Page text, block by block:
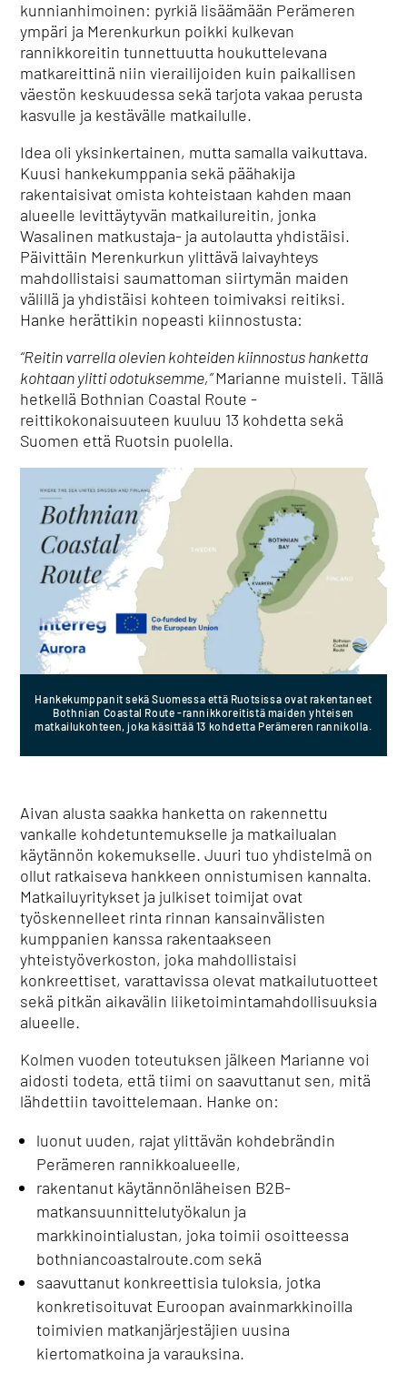
kunnianhimoinen: pyrkiä lisäämään Perämeren
ympäri ja Merenkurkun poikki kulkevan
rannikkoreitin tunnettuutta houkuttelevana
matkareittinä niin vierailijoiden kuin paikallisen
väestön keskuudessa sekä tarjota vakaa perusta
kasvulle ja kestävälle matkailulle.
Idea oli yksinkertainen, mutta samalla vaikuttava.
Kuusi hankekumppania sekä päähakija
rakentaisivat omista kohteistaan kahden maan
alueelle levittäytyvän matkailureitin, jonka
Wasalinen matkustaja- ja autolautta yhdistäisi.
Päivittäin Merenkurkun ylittävä laivayhteys
mahdollistaisi saumattoman siirtymän maiden
välillä ja yhdistäisi kohteen toimivaksi reitiksi.
Hanke herättikin nopeasti kiinnostusta:
“Reitin varrella olevien kohteiden kiinnostus hanketta
kohtaan ylitti odotuksemme,”Marianne muisteli. Tällä
hetkellä Bothnian Coastal Route -
reittikokonaisuuteen kuuluu 13 kohdetta sekä
Suomen että Ruotsin puolella.
Hankekumppanit sekä Suomessa että Ruotsissa ovat rakentaneet
Bothnian Coastal Route -rannikkoreitistä maiden yhteisen
matkailukohteen, joka käsittää 13 kohdetta Perämeren rannikolla.
Aivan alusta saakka hanketta on rakennettu
vankalle kohdetuntemukselle ja matkailualan
käytännön kokemukselle. Juuri tuo yhdistelmä on
ollut ratkaiseva hankkeen onnistumisen kannalta.
Matkailuyritykset ja julkiset toimijat ovat
työskennelleet rinta rinnan kansainvälisten
kumppanien kanssa rakentaakseen
yhteistyöverkoston, joka mahdollistaisi
konkreettiset, varattavissa olevat matkailutuotteet
sekä pitkän aikavälin liiketoimintamahdollisuuksia
alueelle.
Kolmen vuoden toteutuksen jälkeen Marianne voi
aidosti todeta, että tiimi on saavuttanut sen, mitä
lähdettiin tavoittelemaan. Hanke on:
luonut uuden, rajat ylittävän kohdebrändin
Perämeren rannikkoalueelle,
rakentanut käytännönläheisen B2B-
matkansuunnittelutyökalun ja
markkinointialustan, joka toimii osoitteessa
bothniancoastalroute.com sekä
saavuttanut konkreettisia tuloksia, jotka
konkretisoituvat Euroopan avainmarkkinoilla
toimivien matkanjärjestäjien uusina
kiertomatkoina ja varauksina.